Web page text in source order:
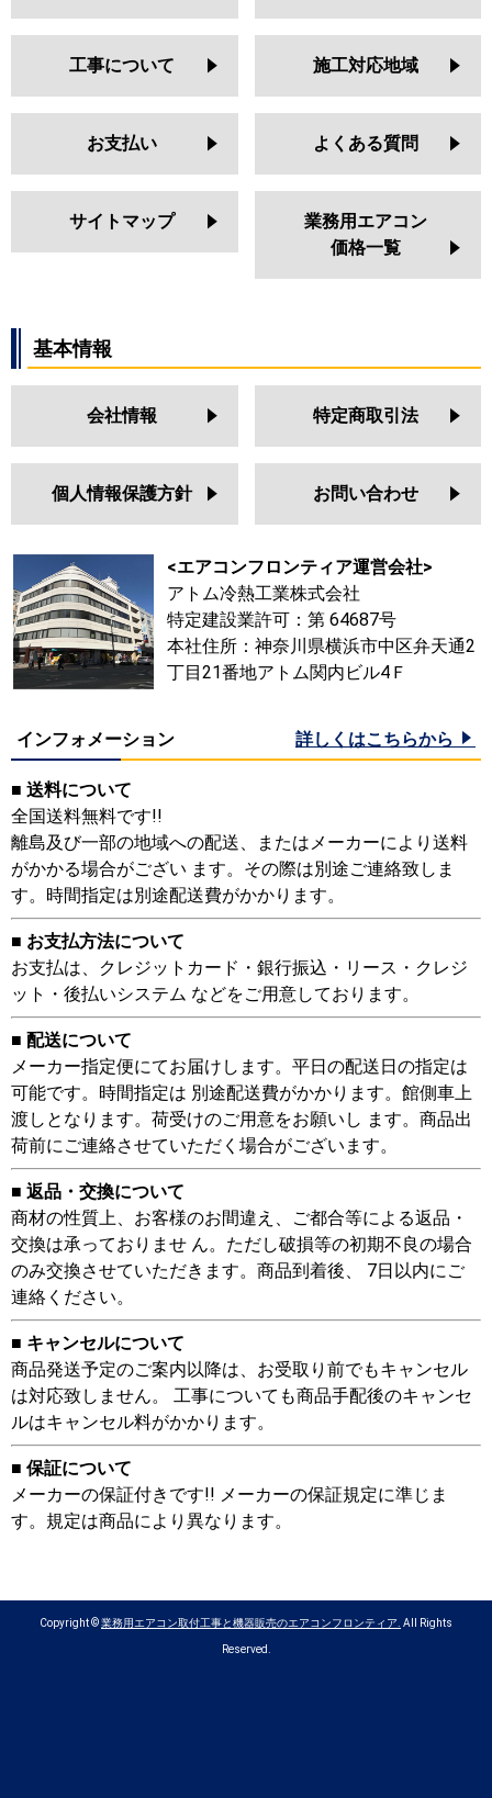
工事について 施工対応地域
お支払い よくある質問
サイトマップ
業務用エアコン
価格一覧
基本情報
会社情報 特定商取引法
個人情報保護方針 お問い合わせ
<エアコンフロンティア運営会社>
アトム冷熱工業株式会社
特定建設業許可：第 64687号
本社住所：神奈川県横浜市中区弁天通2
丁目21番地アトム関内ビル4Ｆ
インフォメーション 詳しくはこちらから
■ 送料について
全国送料無料です!!
離島及び一部の地域への配送、またはメーカーにより送料
がかかる場合がござい ます。その際は別途ご連絡致しま
す。時間指定は別途配送費がかかります。
■ お支払方法について
お支払は、クレジットカード・銀行振込・リース・クレジ
ット・後払いシステム などをご用意しております。
■ 配送について
メーカー指定便にてお届けします。平日の配送日の指定は
可能です。時間指定は 別途配送費がかかります。館側車上
渡しとなります。荷受けのご用意をお願いし ます。商品出
荷前にご連絡させていただく場合がございます。
■ 返品・交換について
商材の性質上、お客様のお間違え、ご都合等による返品・
交換は承っておりませ ん。ただし破損等の初期不良の場合
のみ交換させていただきます。商品到着後、 7日以内にご
連絡ください。
■ キャンセルについて
商品発送予定のご案内以降は、お受取り前でもキャンセル
は対応致しません。 工事についても商品手配後のキャンセ
ルはキャンセル料がかかります。
■ 保証について
メーカーの保証付きです!! メーカーの保証規定に準じま
す。規定は商品により異なります。
Copyright ©業務用エアコン取付工事と機器販売のエアコンフロンティア. All Rights
Reserved.